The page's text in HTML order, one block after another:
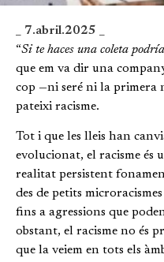
_ 7.abril.2025 _
“Si te haces una coleta
que em va dir una
cop —ni seré ni la primera
pateixi racisme.
Tot i que les lleis han
evolucionat, el racisme és
realitat persistent
des de petits
fins a agressions que
obstant, el racisme no és
que la veiem en tots els